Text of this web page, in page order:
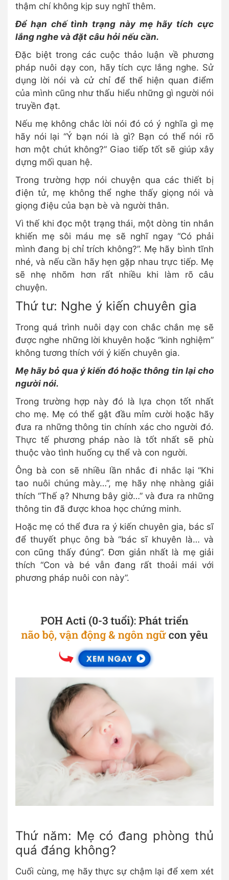
thậm chí không kịp suy nghĩ thêm.
Để hạn chế tình trạng này mẹ hãy tích cực
lắng nghe và đặt câu hỏi nếu cần.
Đặc biệt trong các cuộc thảo luận về phương
pháp nuôi dạy con, hãy tích cực lắng nghe. Sử
dụng lời nói và cử chỉ để thể hiện quan điểm
của mình cũng như thấu hiểu những gì người nói
truyền đạt.
Nếu mẹ không chắc lời nói đó có ý nghĩa gì mẹ
hãy nói lại “Ý bạn nói là gì? Bạn có thể nói rõ
hơn một chút không?” Giao tiếp tốt sẽ giúp xây
dựng mối quan hệ.
Trong trường hợp nói chuyện qua các thiết bị
điện tử, mẹ không thể nghe thấy giọng nói và
giọng điệu của bạn bè và người thân.
Vì thế khi đọc một trạng thái, một dòng tin nhắn
khiến mẹ sôi máu mẹ sẽ nghĩ ngay “Có phải
mình đang bị chỉ trích không?”. Mẹ hãy bình tĩnh
nhé, và nếu cần hãy hẹn gặp nhau trực tiếp. Mẹ
sẽ nhẹ nhõm hơn rất nhiều khi làm rõ câu
chuyện.
Thứ tư: Nghe ý kiến chuyên gia
Trong quá trình nuôi dạy con chắc chắn mẹ sẽ
được nghe những lời khuyên hoặc “kinh nghiệm”
không tương thích với ý kiến chuyên gia.
Mẹ hãy bỏ qua ý kiến đó hoặc thông tin lại cho
người nói.
Trong trường hợp này đó là lựa chọn tốt nhất
cho mẹ. Mẹ có thể gật đầu mỉm cười hoặc hãy
đưa ra những thông tin chính xác cho người đó.
Thực tế phương pháp nào là tốt nhất sẽ phù
thuộc vào tình huống cụ thể và con người.
Ông bà con sẽ nhiều lần nhắc đi nhắc lại “Khi
tao nuôi chúng mày…”, mẹ hãy nhẹ nhàng giải
thích “Thế ạ? Nhưng bây giờ…” và đưa ra những
thông tin đã được khoa học chứng minh.
Hoặc mẹ có thể đưa ra ý kiến chuyên gia, bác sĩ
để thuyết phục ông bà “bác sĩ khuyên là… và
con cũng thấy đúng”. Đơn giản nhất là mẹ giải
thích “Con và bé vẫn đang rất thoải mái với
phương pháp nuôi con này”.
Thứ năm: Mẹ có đang phòng thủ
quá đáng không?
Cuối cùng, mẹ hãy thực sự chậm lại để xem xét